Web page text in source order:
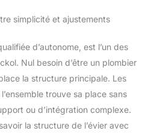
facilité d'utilisation et un
confort optimal dans
Inférieure pour
Rangement - L'évier
dispose d'une étagère
inférieure robuste, idéale
pour ranger des produits
de nettoyage, des bols
ou d'autres ustensiles de
simplicité et ajustements
d’autonome, est l’un des
Nul besoin d’être un plombier
la structure principale. Les
trouve sa place sans
ou d’intégration complexe.
la structure de l’évier avec